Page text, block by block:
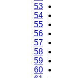
53
54
55
56
57
58
59
60